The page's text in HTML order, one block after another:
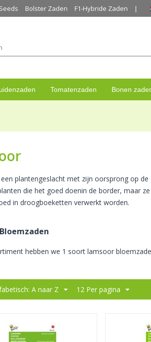
Bolster Zaden F1-Hybride Zaden
Tomatenzaden Bonen
plantengeslacht met zijn oorsprong op
die het goed doenin de border, maar
in droogboeketten verwerkt worden.
hebben we 1 soort lamsoor
A naar Z 12 Per pagina